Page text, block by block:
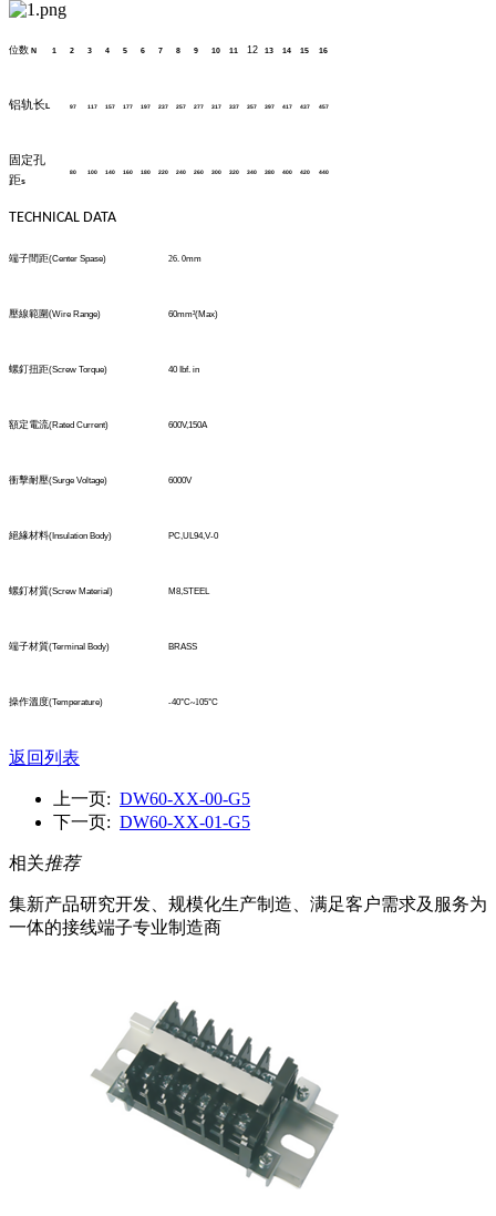
位数 N 1 2 3 4 5 6 7 8 9 10 11 12 13 14 15 16
铝轨长 97 117 157 177 197 237 257 277 317 337 357 397 417 437 457
固定孔
距s
80 100 140 160 180 220 240 260 300 320 340 380 400 420 440
TECHNICAL DATA
端子間距(Center Spase) 26. 0mm
壓線範圍(Wire Range) 60mm²(Max)
螺釘扭距(Screw Torque) 40 Ibf. in
額定電流(Rated Current) 600V,150A
衝擊耐壓(Surge Voltage) 6000V
絕緣材料(Insulation Body) PC,UL94,V-0
螺釘材質(Screw Material) M8,STEEL
端子材質(TerminaI Body) BRASS
操作溫度(Temperature) -40°C~105°C
返回列表
上一页: DW60-XX-00-G5
下一页: DW60-XX-01-G5
相关推荐
集新产品研究开发、规模化生产制造、满足客户需求及服务为
一体的接线端子专业制造商